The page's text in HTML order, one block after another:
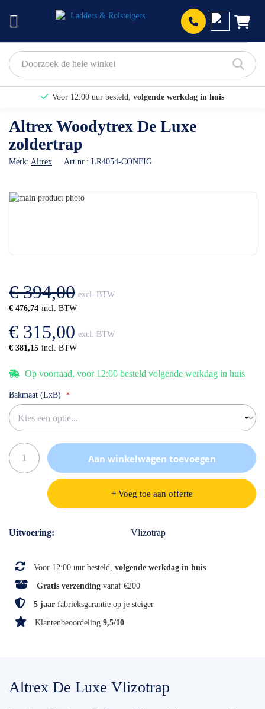
Voor 12:00 uur besteld, volgende werkdag in huis
Bekijk hier onze Actiepagina
Altrex Woodytrex De Luxe
zoldertrap
Merk: Altrex Art.nr.: LR4054-CONFIG
Ga
gallerij
€ 476,74
€ 394,00
€ 381,15
€ 315,00
Op voorraad, voor 12:00 besteld volgende werkdag in huis
Bakmaat (LxB)
Aan winkelwagen toevoegen
+ Voeg toe aan offerte
Specificaties
Uitvoering Vlizotrap
Voor 12:00 uur besteld, volgende werkdag in huis
Gratis verzending vanaf €200
5 jaar fabrieksgarantie op je steiger
Klantenbeoordeling 9,5/10
Altrex De Luxe Vlizotrap